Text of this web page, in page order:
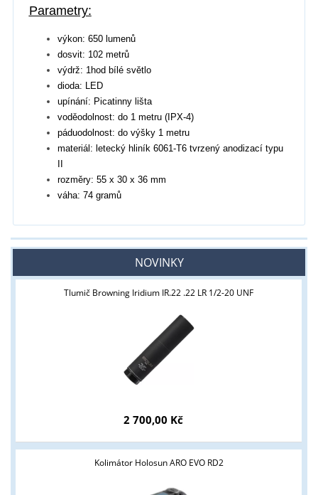
Parametry:
výkon: 650 lumenů
dosvit: 102 metrů
výdrž: 1hod bílé světlo
dioda: LED
upínání: Picatinny lišta
voděodolnost: do 1 metru (IPX-4)
páduodolnost: do výšky 1 metru
materiál: letecký hliník 6061-T6 tvrzený anodizací typu
rozměry: 55 x 30 x 36 mm
váha: 74 gramů
NOVINKY
Tlumič Browning Iridium IR.22 .22 LR 1/2-20 UNF
2 700,00 Kč
Kolimátor Holosun ARO EVO RD2
Tyto stránky jsou určeny pouze odborné veřejnosti od 18 let a
podnikatelům v oblasti zbraně a střelivo. Splňujete tyto
podmínky?
ANO